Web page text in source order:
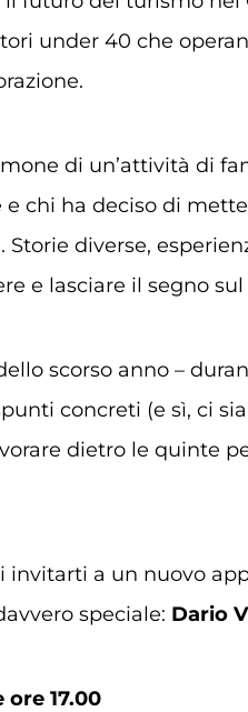
under 40 che
di un’attività di
e chi ha deciso di
diverse,
e lasciare il segno
scorso anno –
concreti (e sì, ci
dietro le quinte
invitarti a un nuovo
speciale: Dario
17.00